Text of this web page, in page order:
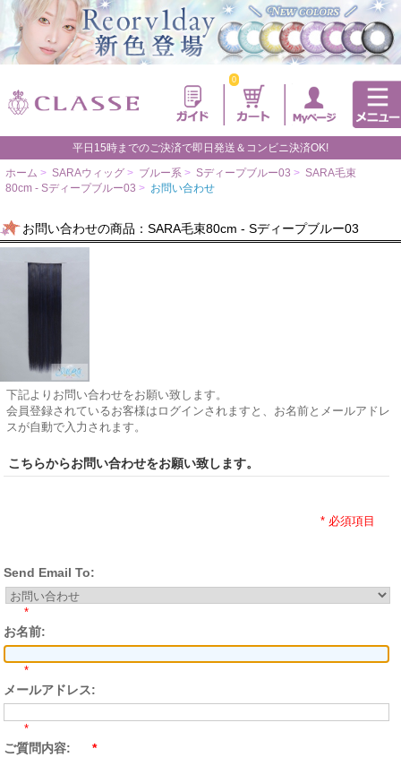
0
平日15時までのご決済で即日発送＆コンビニ決済OK!
ホーム > SARAウィッグ > ブルー系 > Sディープブルー03 > SARA毛束
80cm - Sディープブルー03 > お問い合わせ
お問い合わせの商品：SARA毛束80cm - Sディープブルー03
下記よりお問い合わせをお願い致します。
会員登録されているお客様はログインされますと、お名前とメールアドレ
スが自動で入力されます。
こちらからお問い合わせをお願い致します。
* 必須項目
Send Email To:
*
お名前:
*
メールアドレス:
*
ご質問内容: *